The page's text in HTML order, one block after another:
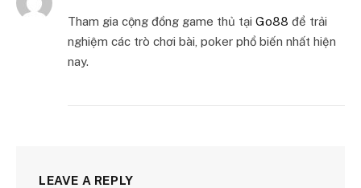
Tham gia cộng đồng game thủ tại Go88 để trải
nghiệm các trò chơi bài, poker phổ biến nhất hiện
nay.
LEAVE A REPLY